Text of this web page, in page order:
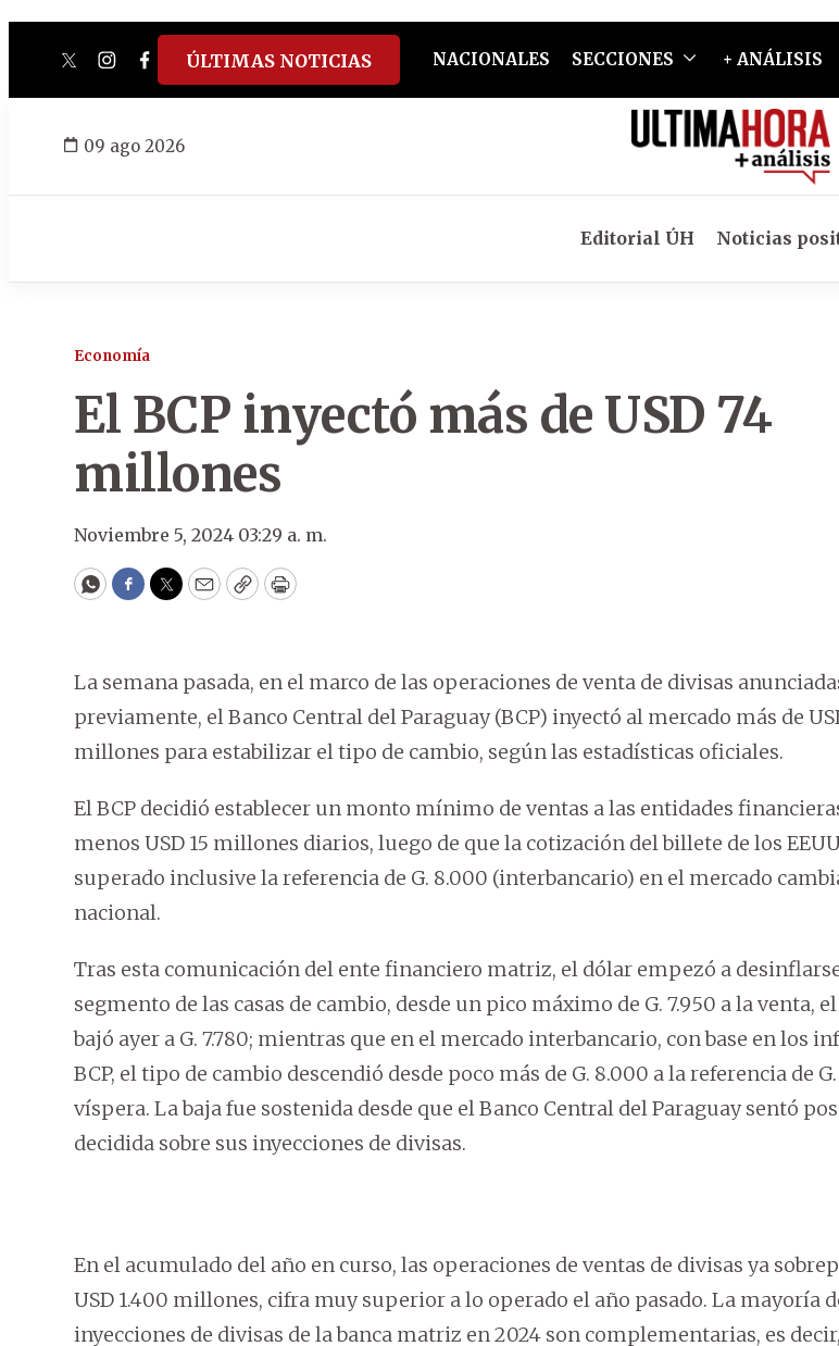
twitterinstagram
facebook
tiktokyoutube
spotify
ÚLTIMAS NOTICIAS NACIONALES SECCIONES + ANÁLISIS
09 ago 2026
Editorial ÚH Noticias
Economía
El BCP inyectó más de USD 74
millones
Noviembre 5, 2024 03:29 a. m.
WhatsApp
Facebook
Twitter
EmailCopyPrint
La semana pasada, en el marco de las operaciones de venta de divisas
previamente, el Banco Central del Paraguay (BCP) inyectó al mercado más de
millones para estabilizar el tipo de cambio, según las estadísticas oficiales.
El BCP decidió establecer un monto mínimo de ventas a las entidades
menos USD 15 millones diarios, luego de que la cotización del billete de los
superado inclusive la referencia de G. 8.000 (interbancario) en el mercado
nacional.
Tras esta comunicación del ente financiero matriz, el dólar empezó a
segmento de las casas de cambio, desde un pico máximo de G. 7.950 a la venta,
bajó ayer a G. 7.780; mientras que en el mercado interbancario, con base en los
BCP, el tipo de cambio descendió desde poco más de G. 8.000 a la referencia de G.
víspera. La baja fue sostenida desde que el Banco Central del Paraguay sentó
decidida sobre sus inyecciones de divisas.
En el acumulado del año en curso, las operaciones de ventas de divisas ya
USD 1.400 millones, cifra muy superior a lo operado el año pasado. La mayoría
inyecciones de divisas de la banca matriz en 2024 son complementarias, es